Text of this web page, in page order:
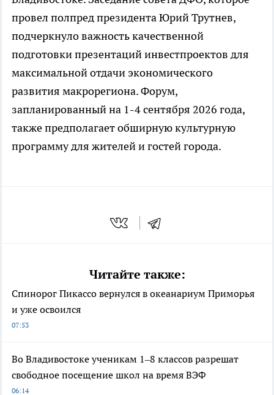
провел полпред президента Юрий Трутнев,
подчеркнуло важность качественной
подготовки презентаций инвестпроектов для
максимальной отдачи экономического
развития макрорегиона. Форум,
запланированный на 1-4 сентября 2026 года,
также предполагает обширную культурную
программу для жителей и гостей города.
Читайте также:
Спинорог Пикассо вернулся в океанариум Приморья
и уже освоился
07:53
Во Владивостоке ученикам 1–8 классов разрешат
свободное посещение школ на время ВЭФ
06:14